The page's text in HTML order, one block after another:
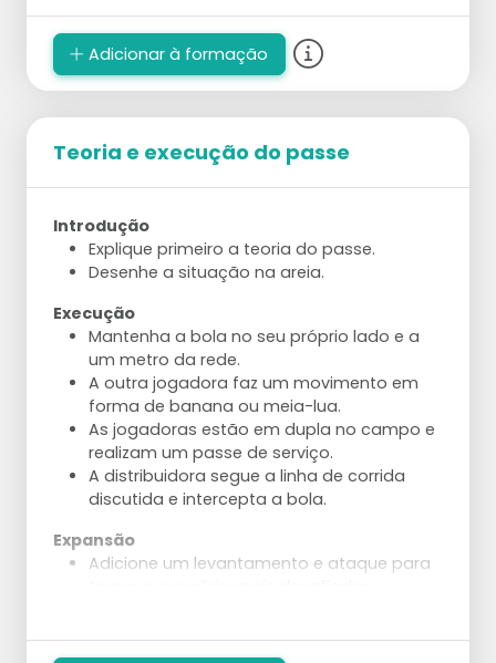
A primeira bola deve ser jogada curta.
Depois jogue um contra o outro pelo
ponto.
Aplique numa situação em que o atacante
bola de uma mesa.
na diagonal.
Adicionar à formação
Teoria e execução do passe
Introdução
Explique primeiro a teoria do passe.
Desenhe a situação na areia.
Execução
Mantenha a bola no seu próprio lado e a
um metro da rede.
A outra jogadora faz um movimento em
forma de banana ou meia-lua.
As jogadoras estão em dupla no campo e
realizam um passe de serviço.
A distribuidora segue a linha de corrida
discutida e intercepta a bola.
Expansão
Adicione um levantamento e ataque para